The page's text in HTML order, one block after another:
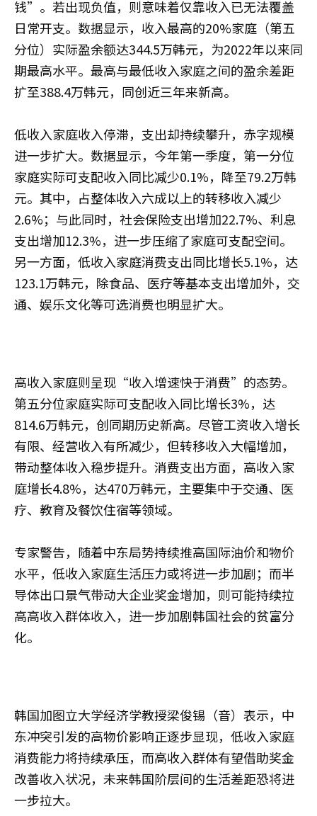
钱”。若出现负值，则意味着仅靠收入已无法覆盖
日常开支。数据显示，收入最高的20%家庭（第五
分位）实际盈余额达344.5万韩元，为2022年以来同
期最高水平。最高与最低收入家庭之间的盈余差距
扩至388.4万韩元，同创近三年来新高。
低收入家庭收入停滞，支出却持续攀升，赤字规模
进一步扩大。数据显示，今年第一季度，第一分位
家庭实际可支配收入同比减少0.1%，降至79.2万韩
元。其中，占整体收入六成以上的转移收入减少
2.6%；与此同时，社会保险支出增加22.7%、利息
支出增加12.3%，进一步压缩了家庭可支配空间。
另一方面，低收入家庭消费支出同比增长5.1%，达
123.1万韩元，除食品、医疗等基本支出增加外，交
通、娱乐文化等可选消费也明显扩大。
高收入家庭则呈现“收入增速快于消费”的态势。
第五分位家庭实际可支配收入同比增长3%，达
814.6万韩元，创同期历史新高。尽管工资收入增长
有限、经营收入有所减少，但转移收入大幅增加，
带动整体收入稳步提升。消费支出方面，高收入家
庭增长4.8%，达470万韩元，主要集中于交通、医
疗、教育及餐饮住宿等领域。
专家警告，随着中东局势持续推高国际油价和物价
水平，低收入家庭生活压力或将进一步加剧；而半
导体出口景气带动大企业奖金增加，则可能持续拉
高高收入群体收入，进一步加剧韩国社会的贫富分
化。
韩国加图立大学经济学教授梁俊锡（音）表示，中
东冲突引发的高物价影响正逐步显现，低收入家庭
消费能力将持续承压，而高收入群体有望借助奖金
改善收入状况，未来韩国阶层间的生活差距恐将进
一步拉大。